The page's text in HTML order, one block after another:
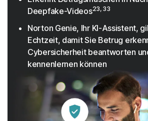
Deepfake-Videos23, 33
Norton Genie, Ihr KI-Assistent,
Echtzeit, damit Sie Betrug
Cybersicherheit beantworten
kennenlernen können